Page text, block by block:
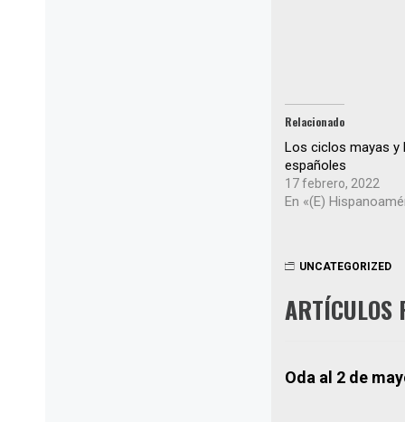
Relacionado
Los ciclos mayas y
españoles
17 febrero, 2022
En «(E)
UNCATEGORIZED
ARTÍCULOS
Oda al 2 de